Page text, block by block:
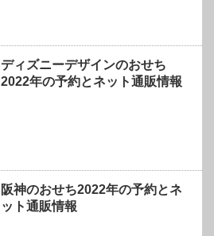
ディズニーデザインのおせち
2022年の予約とネット通販情報
阪神のおせち2022年の予約とネ
ット通販情報